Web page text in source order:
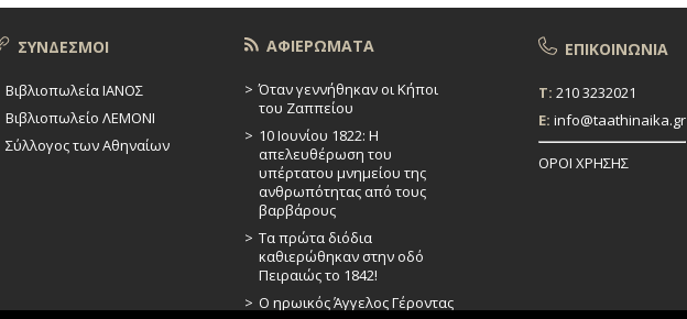
ΣΥΝΔΕΣΜΟΙ
Βιβλιοπωλεία ΙΑΝΟΣ
Βιβλιοπωλείο ΛΕΜΟΝΙ
Σύλλογος των Αθηναίων
ΑΦΙΕΡΩΜΑΤΑ
Όταν γεννήθηκαν οι Κήποι
του Ζαππείου
10 Ιουνίου 1822: Η
απελευθέρωση του
υπέρτατου μνημείου της
ανθρωπότητας από τους
βαρβάρους
Τα πρώτα διόδια
καθιερώθηκαν στην οδό
Πειραιώς το 1842!
Ο ηρωικός Άγγελος Γέροντας
ΕΠΙΚΟΙΝΩΝΙΑ
T: 210 3232021
E: info@taathinaika.gr
ΟΡΟΙ ΧΡΗΣΗΣ